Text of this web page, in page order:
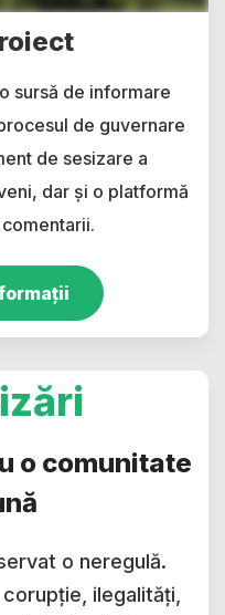
sursă de informare
de guvernare
de sesizare a
dar și o platformă
o comunitate
o neregulă.
ilegalități,